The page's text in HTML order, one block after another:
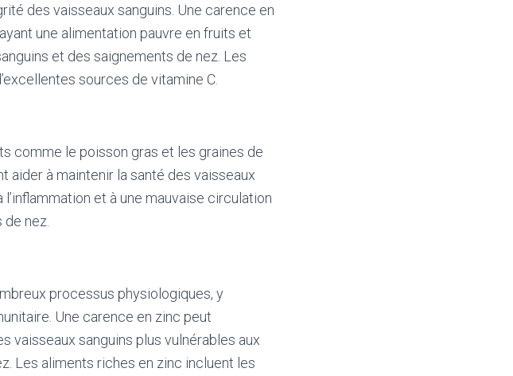
des vaisseaux sanguins. Une carence en
une alimentation pauvre en fruits et
et des saignements de nez. Les
sources de vitamine C.
comme le poisson gras et les graines de
aider à maintenir la santé des vaisseaux
et à une mauvaise circulation
nez.
processus physiologiques, y
Une carence en zinc peut
sanguins plus vulnérables aux
Les aliments riches en zinc incluent les